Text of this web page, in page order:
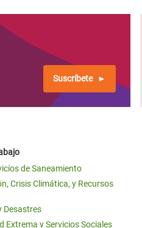
Suscríbete
de Saneamiento
Crisis Climática, y Recursos
Desastres
Extrema y Servicios Sociales